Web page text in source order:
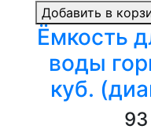
Добавить в
Ёмкость
воды
куб.
93